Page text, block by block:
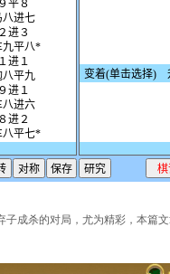
成杀的对局，尤为精彩，本篇